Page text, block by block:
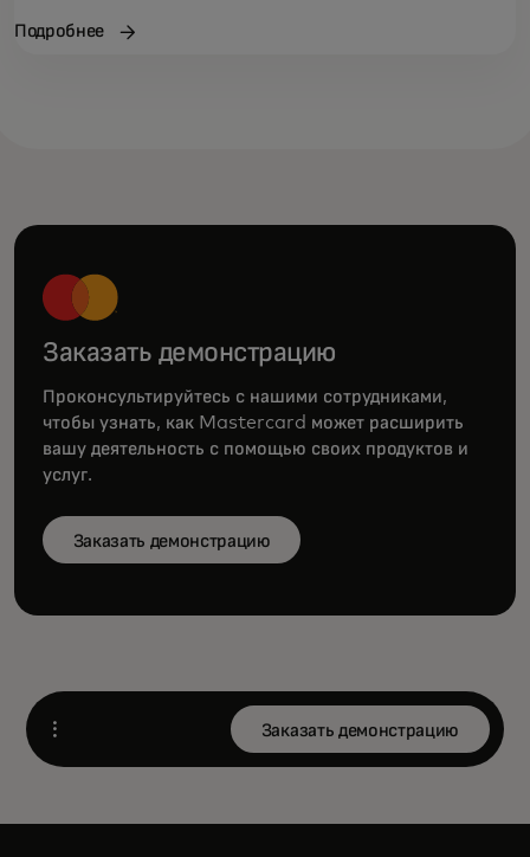
Подробнее
Заказать демонстрацию
Проконсультируйтесь с нашими сотрудниками,
чтобы узнать, как Mastercard может расширить
вашу деятельность с помощью своих продуктов и
услуг.
Заказать демонстрацию
Open
Заказать демонстрацию